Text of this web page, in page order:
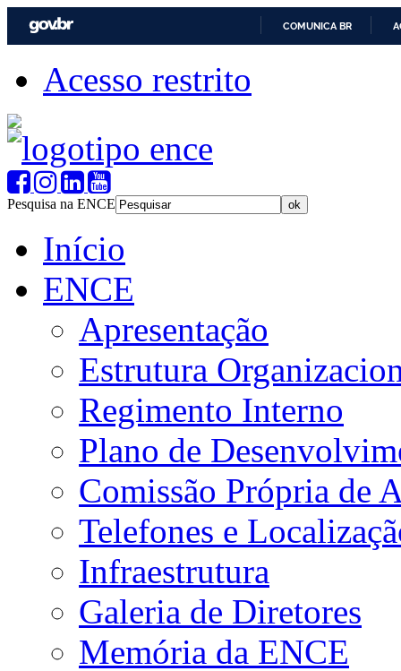
COMUNICA BR
Acesso restrito
Pesquisa na ENCE
Início
ENCE
Apresentação
Estrutura
Regimento Interno
Plano de
Comissão Própria de
Telefones e
Infraestrutura
Galeria de Diretores
Memória da ENCE